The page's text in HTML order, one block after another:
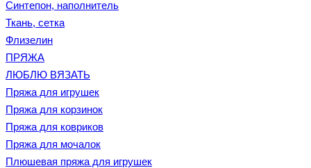
Синтепон, наполнитель
Ткань, сетка
Флизелин
ПРЯЖА
ЛЮБЛЮ ВЯЗАТЬ
Пряжа для игрушек
Пряжа для корзинок
Пряжа для ковриков
Пряжа для мочалок
Плюшевая пряжа для игрушек